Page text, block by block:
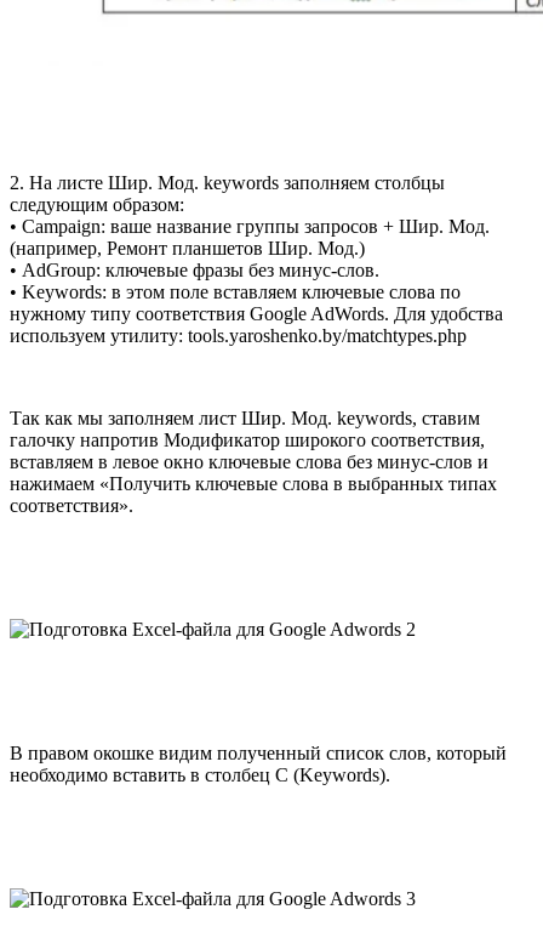
2. На листе Шир. Мод. keywords заполняем столбцы
следующим образом:
• Campaign: ваше название группы запросов + Шир. Мод.
(например, Ремонт планшетов Шир. Мод.)
• AdGroup: ключевые фразы без минус-слов.
• Keywords: в этом поле вставляем ключевые слова по
нужному типу соответствия Google AdWords. Для удобства
используем утилиту: tools.yaroshenko.by/matchtypes.php
Так как мы заполняем лист Шир. Мод. keywords, ставим
галочку напротив Модификатор широкого соответствия,
вставляем в левое окно ключевые слова без минус-слов и
нажимаем «Получить ключевые слова в выбранных типах
соответствия».
В правом окошке видим полученный список слов, который
необходимо вставить в столбец С (Keywords).